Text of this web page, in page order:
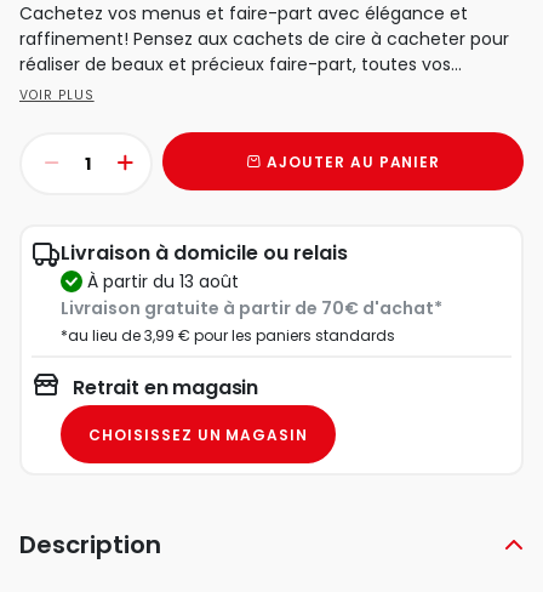
Cachetez vos menus et faire-part avec élégance et
raffinement! Pensez aux cachets de cire à cacheter pour
réaliser de beaux et précieux faire-part, toutes vos...
VOIR PLUS
AJOUTER AU PANIER
Livraison à domicile ou relais
à partir du 13 août
Livraison gratuite à partir de 70€ d'achat*
*au lieu de 3,99 € pour les paniers standards
Retrait en magasin
CHOISISSEZ UN MAGASIN
Description